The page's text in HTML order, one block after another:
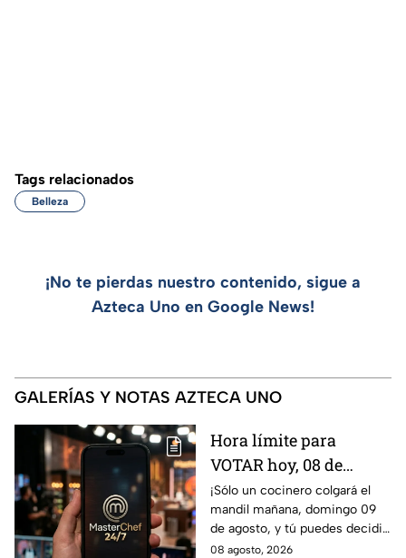
Tags relacionados
Belleza
¡No te pierdas nuestro contenido, sigue a
Azteca Uno en Google News!
GALERÍAS Y NOTAS AZTECA UNO
Hora límite para
VOTAR hoy, 08 de
agosto, y salvar a tu
cocinero favorito de
MasterChef 24/7
¡Sólo un cocinero colgará el
mandil mañana, domingo 09
de agosto, y tú puedes decidir
quién continúa en la
08 agosto, 2026